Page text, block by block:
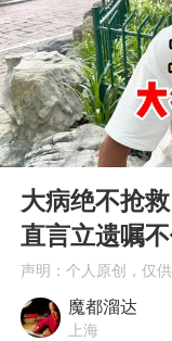
Play
00:00
大病绝不抢
直言立遗嘱
声明：个人原创，仅
魔都溜达
上海